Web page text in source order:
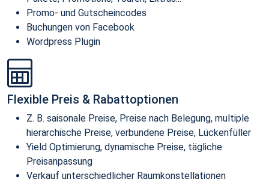
Promo- und Gutscheincodes
Buchungen von Facebook
Wordpress Plugin
Flexible Preis & Rabattoptionen
Z. B. saisonale Preise, Preise nach Belegung, multiple
hierarchische Preise, verbundene Preise, Lückenfüller
Yield Optimierung, dynamische Preise, tägliche
Preisanpassung
Verkauf unterschiedlicher Raumkonstellationen